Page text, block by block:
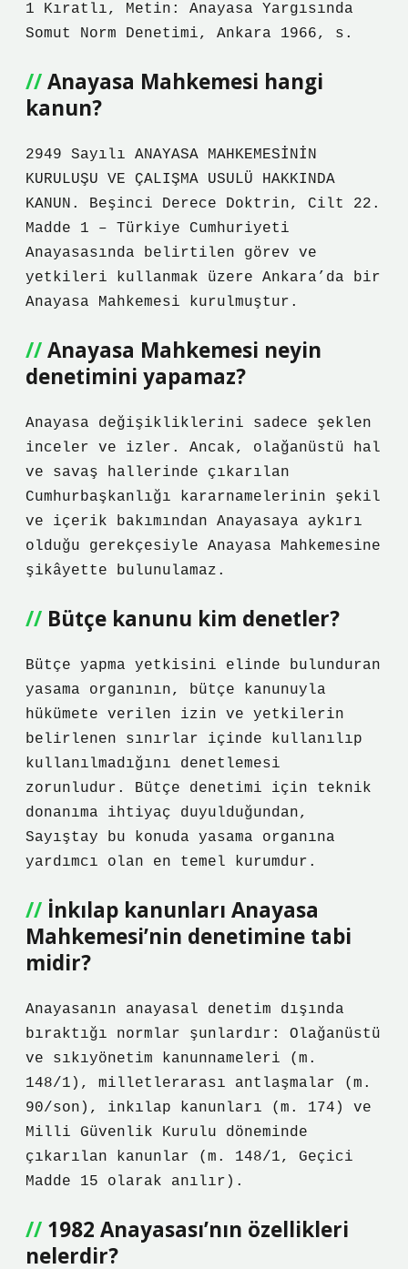
1 Kıratlı, Metin: Anayasa Yargısında
Somut Norm Denetimi, Ankara 1966, s.
Anayasa Mahkemesi hangi
kanun?
2949 Sayılı ANAYASA MAHKEMESİNİN
KURULUŞU VE ÇALIŞMA USULÜ HAKKINDA
KANUN. Beşinci Derece Doktrin, Cilt 22.
Madde 1 – Türkiye Cumhuriyeti
Anayasasında belirtilen görev ve
yetkileri kullanmak üzere Ankara’da bir
Anayasa Mahkemesi kurulmuştur.
Anayasa Mahkemesi neyin
denetimini yapamaz?
Anayasa değişikliklerini sadece şeklen
inceler ve izler. Ancak, olağanüstü hal
ve savaş hallerinde çıkarılan
Cumhurbaşkanlığı kararnamelerinin şekil
ve içerik bakımından Anayasaya aykırı
olduğu gerekçesiyle Anayasa Mahkemesine
şikâyette bulunulamaz.
Bütçe kanunu kim denetler?
Bütçe yapma yetkisini elinde bulunduran
yasama organının, bütçe kanunuyla
hükümete verilen izin ve yetkilerin
belirlenen sınırlar içinde kullanılıp
kullanılmadığını denetlemesi
zorunludur. Bütçe denetimi için teknik
donanıma ihtiyaç duyulduğundan,
Sayıştay bu konuda yasama organına
yardımcı olan en temel kurumdur.
İnkılap kanunları Anayasa
Mahkemesi’nin denetimine tabi
midir?
Anayasanın anayasal denetim dışında
bıraktığı normlar şunlardır: Olağanüstü
ve sıkıyönetim kanunnameleri (m.
148/1), milletlerarası antlaşmalar (m.
90/son), inkılap kanunları (m. 174) ve
Milli Güvenlik Kurulu döneminde
çıkarılan kanunlar (m. 148/1, Geçici
Madde 15 olarak anılır).
1982 Anayasası’nın özellikleri
nelerdir?